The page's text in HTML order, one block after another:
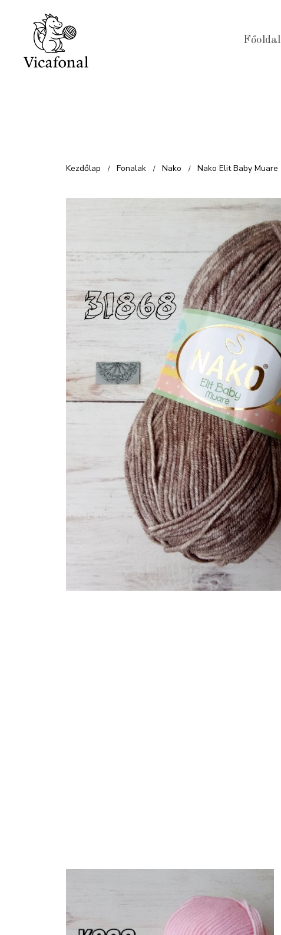
tartalomba
Főoldal
Kezdőlap / Fonalak / Nako / Nako Elit Baby Muare